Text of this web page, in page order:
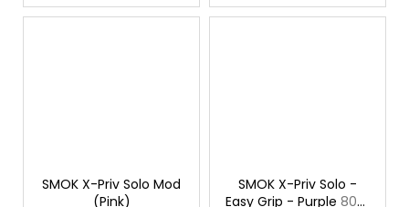
SMOK X-Priv Solo Mod
(Pink)
SMOK X-Priv Solo -
Easy Grip - Purple 80W